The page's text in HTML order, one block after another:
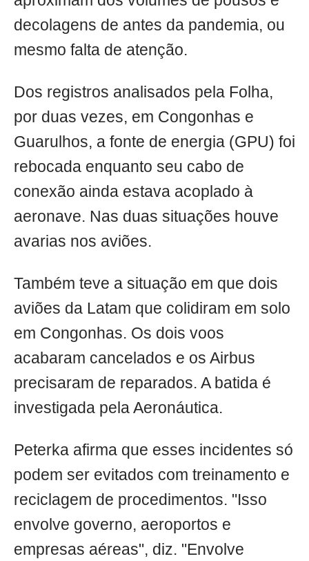
decolagens de antes da pandemia, ou
mesmo falta de atenção.
Dos registros analisados pela Folha,
por duas vezes, em Congonhas e
Guarulhos, a fonte de energia (GPU) foi
rebocada enquanto seu cabo de
conexão ainda estava acoplado à
aeronave. Nas duas situações houve
avarias nos aviões.
Também teve a situação em que dois
aviões da Latam que colidiram em solo
em Congonhas. Os dois voos
acabaram cancelados e os Airbus
precisaram de reparados. A batida é
investigada pela Aeronáutica.
Peterka afirma que esses incidentes só
podem ser evitados com treinamento e
reciclagem de procedimentos. "Isso
envolve governo, aeroportos e
empresas aéreas", diz. "Envolve